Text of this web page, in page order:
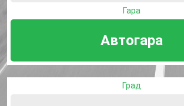
Гара
Автогара
Град